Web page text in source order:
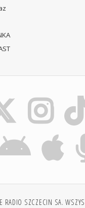
SZCZECIN SA.